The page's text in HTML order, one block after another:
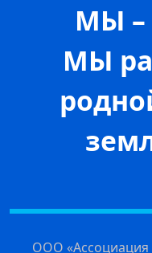
МЫ –
МЫ
ООО «Ассоциация